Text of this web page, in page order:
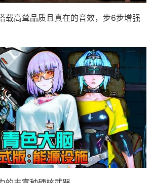
载高耸品质且真在的音效，步6步增强